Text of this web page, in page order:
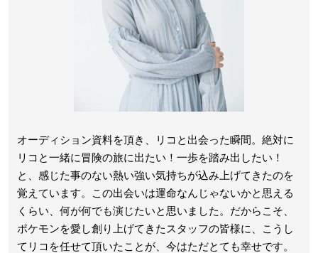
オーディション資料を頂き、リコと出会った瞬間。絶対に
リコと一緒に冒険の旅に出たい！一歩を踏み出したい！
と、感じた事のない熱い強い気持ちが込み上げてきたのを
覚えています。この出会いは運命なんじゃないかと思える
くらい、何が何でも演じたいと思いました。だからこそ、
ポケモンを愛し創り上げてきたスタッフの皆様に、こうし
てリコを任せて頂いたことが、今はただとても幸せです。